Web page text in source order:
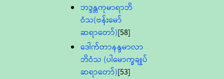
ဘဒ္ဒန္တကုမာရာဘိ
ဝံသ(ဗန်းမော်
ဆရာတော်)[58]
ဒေါက်တာနန္ဒမာလာ
ဘိဝံသ (ပါမောက္ခချုပ်
ဆရာတော်)[53]